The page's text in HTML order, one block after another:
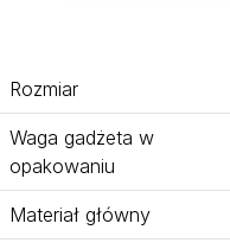
Rozmiar
Waga gadżeta w
opakowaniu
Materiał główny